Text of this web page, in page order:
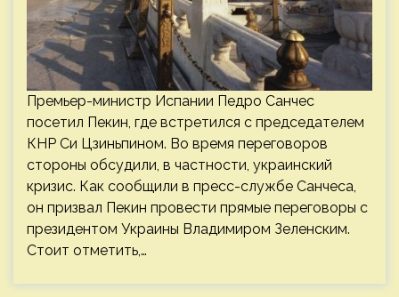
Премьер-министр Испании Педро Санчес
посетил Пекин, где встретился с председателем
КНР Си Цзиньпином. Во время переговоров
стороны обсудили, в частности, украинский
кризис. Как сообщили в пресс-службе Санчеса,
он призвал Пекин провести прямые переговоры с
президентом Украины Владимиром Зеленским.
Стоит отметить,…